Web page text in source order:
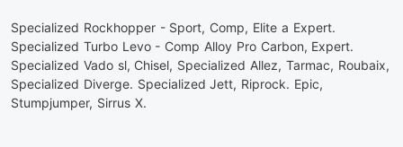
Specialized Rockhopper - Sport, Comp, Elite a Expert.
Specialized Turbo Levo - Comp Alloy Pro Carbon, Expert.
Specialized Vado sl, Chisel, Specialized Allez, Tarmac, Roubaix,
Specialized Diverge. Specialized Jett, Riprock. Epic,
Stumpjumper, Sirrus X.